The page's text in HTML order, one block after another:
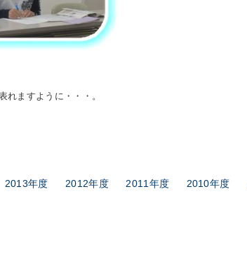
れますように・・・。
2013年度 2012年度 2011年度 2010年度